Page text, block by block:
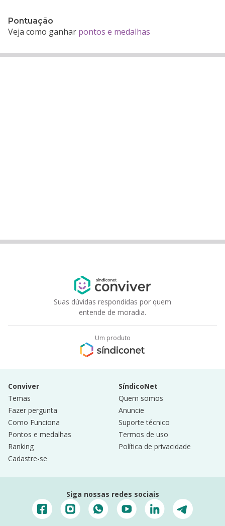
Pontuação
Veja como ganhar pontos e medalhas
Suas dúvidas respondidas por quem
entende de moradia.
Um produto
Conviver
Temas
Fazer pergunta
Como Funciona
Pontos e medalhas
Ranking
Cadastre-se
SíndicoNet
Quem somos
Anuncie
Suporte técnico
Termos de uso
Política de privacidade
Siga nossas redes sociais